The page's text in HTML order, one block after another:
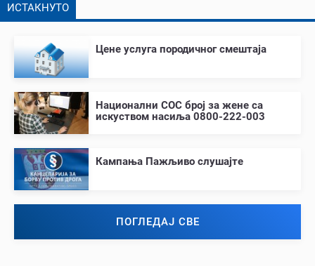
ИСТАКНУТО
Цене услуга породичног смештаја
Национални СОС број за жене са
искуством насиља 0800-222-003
Кампања Пажљиво слушајте
ПОГЛЕДАЈ СВЕ